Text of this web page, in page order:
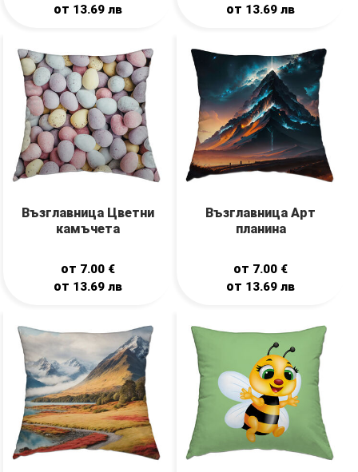
от 13.69 лв от 13.69лв
Възглавница Цветни
камъчета
от 7.00 €
от 13.69 лв
Възглавница Арт
планина
от 7.00 €
от 13.69лв